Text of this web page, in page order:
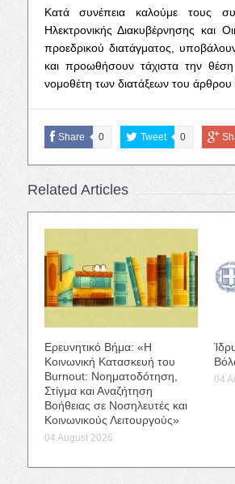
Κατά συνέπεια καλούμε τους
Ηλεκτρονικής Διακυβέρνησης
προεδρικού διατάγματος,
και προωθήσουν τάχιστα την
νομοθέτη των διατάξεων του
Share 0 Tweet 0
Related Articles
Ερευνητικό Βήμα: «Η
Κοινωνική Κατασκευή του
Burnout: Νοηματοδότηση,
Στίγμα και Αναζήτηση
Βοήθειας σε Νοσηλευτές και
Κοινωνικούς Λειτουργούς»
04 August 2026
04